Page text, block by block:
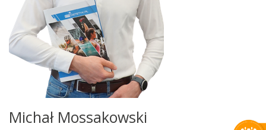
Michał Mossakowski